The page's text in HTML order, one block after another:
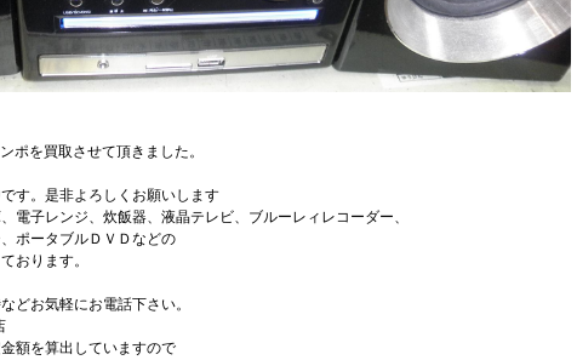
ポを買取させて頂きました。
す。是非よろしくお願いします
電子レンジ、炊飯器、液晶テレビ、ブルーレィレコーダー、
ポータブルＤＶＤなどの
おります。
どお気軽にお電話下さい。
額を算出していますので